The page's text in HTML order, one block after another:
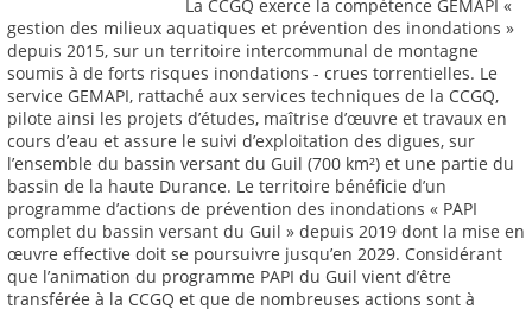
La CCGQ exerce la compétence GEMAPI «
gestion des milieux aquatiques et prévention des inondations »
depuis 2015, sur un territoire intercommunal de montagne
soumis à de forts risques inondations - crues torrentielles. Le
service GEMAPI, rattaché aux services techniques de la CCGQ,
pilote ainsi les projets d’études, maîtrise d’œuvre et travaux en
cours d’eau et assure le suivi d’exploitation des digues, sur
l’ensemble du bassin versant du Guil (700 km²) et une partie du
bassin de la haute Durance. Le territoire bénéficie d’un
programme d’actions de prévention des inondations « PAPI
complet du bassin versant du Guil » depuis 2019 dont la mise en
œuvre effective doit se poursuivre jusqu’en 2029. Considérant
que l’animation du programme PAPI du Guil vient d’être
transférée à la CCGQ et que de nombreuses actions sont à